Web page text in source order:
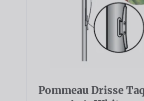
Pommeau Drisse